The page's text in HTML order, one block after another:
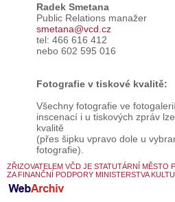
Radek Smetana
Public Relations manažer
smetana@vcd.cz
tel: 466 616 412
nebo 602 595 016
Fotografie v tiskové kvalitě:
Všechny fotografie ve
inscenací i u tiskových zpráv
kvalitě
(přes šipku vpravo dole u
fotografie).
ZŘIZOVATELEM VČD JE STATUTÁRNÍ MĚSTO
ZA FINANČNÍ PODPORY MINISTERSTVA